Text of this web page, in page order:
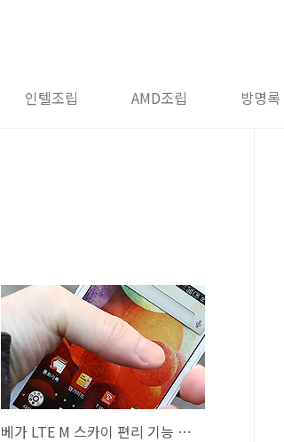
인텔조립 AMD조립 방명록
베가 LTE M 스카이 편리 기능 모션인식 SKY Books